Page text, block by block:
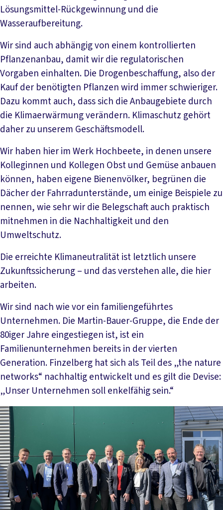
Lösungsmittel-Rückgewinnung und die
Wasseraufbereitung.
Wir sind auch abhängig von einem kontrollierten
Pflanzenanbau, damit wir die regulatorischen
Vorgaben einhalten. Die Drogenbeschaffung, also der
Kauf der benötigten Pflanzen wird immer schwieriger.
Dazu kommt auch, dass sich die Anbaugebiete durch
die Klimaerwärmung verändern. Klimaschutz gehört
daher zu unserem Geschäftsmodell.
Wir haben hier im Werk Hochbeete, in denen unsere
Kolleginnen und Kollegen Obst und Gemüse anbauen
können, haben eigene Bienenvölker, begrünen die
Dächer der Fahrradunterstände, um einige Beispiele zu
nennen, wie sehr wir die Belegschaft auch praktisch
mitnehmen in die Nachhaltigkeit und den
Umweltschutz.
Die erreichte Klimaneutralität ist letztlich unsere
Zukunftssicherung – und das verstehen alle, die hier
arbeiten.
Wir sind nach wie vor ein familiengeführtes
Unternehmen. Die Martin-Bauer-Gruppe, die Ende der
80iger Jahre eingestiegen ist, ist ein
Familienunternehmen bereits in der vierten
Generation. Finzelberg hat sich als Teil des „the nature
networks“ nachhaltig entwickelt und es gilt die Devise:
„Unser Unternehmen soll enkelfähig sein.“